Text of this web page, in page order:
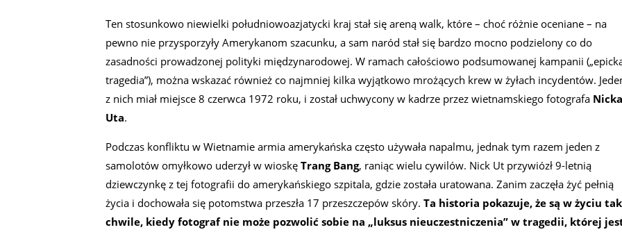
Ten stosunkowo niewielki południowoazjatycki kraj stał się areną walk, które – choć różnie oceniane – na
pewno nie przysporzyły Amerykanom szacunku, a sam naród stał się bardzo mocno podzielony co do
zasadności prowadzonej polityki międzynarodowej. W ramach całościowo podsumowanej kampanii
tragedia”), można wskazać również co najmniej kilka wyjątkowo mrożących krew w żyłach incydentów.
z nich miał miejsce 8 czerwca 1972 roku, i został uchwycony w kadrze przez wietnamskiego fotografa Nicka
Uta.
Podczas konfliktu w Wietnamie armia amerykańska często używała napalmu, jednak tym razem jeden z
samolotów omyłkowo uderzył w wioskę Trang Bang, raniąc wielu cywilów. Nick Ut przywiózł 9-letnią
dziewczynkę z tej fotografii do amerykańskiego szpitala, gdzie została uratowana. Zanim zaczęła żyć pełnią
życia i dochowała się potomstwa przeszła 17 przeszczepów skóry. Ta historia pokazuje, że są w życiu
chwile, kiedy fotograf nie może pozwolić sobie na „luksus nieuczestniczenia” w tragedii, której